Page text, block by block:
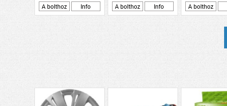
A bolthoz
Info
A bolthoz
Info
A bolthoz